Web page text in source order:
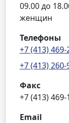
09.00 до
женщин
Телефоны
+7 (413) 469-
+7 (413) 260-
Факс
+7 (413) 469-
Email